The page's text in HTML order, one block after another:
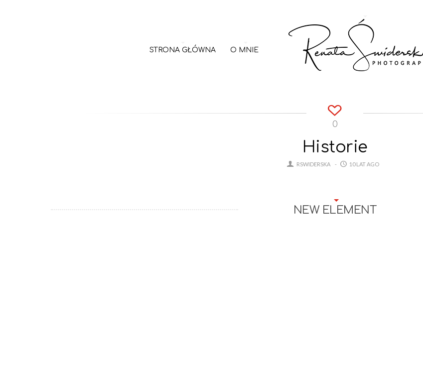
STRONA GŁÓWNA O MNIE
0
Historie
RSWIDERSKA 10 LAT AGO
NEW ELEMENT